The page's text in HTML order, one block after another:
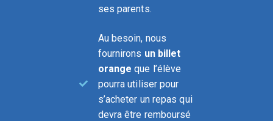
ses parents.
Au besoin, nous
fournirons un billet
orange que l’élève
pourra utiliser pour
s’acheter un repas qui
devra être remboursé